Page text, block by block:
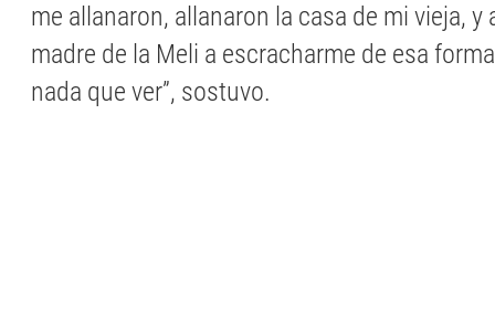
me allanaron, allanaron la casa de mi vieja, y
madre de la Meli a escracharme de esa
nada que ver”, sostuvo.